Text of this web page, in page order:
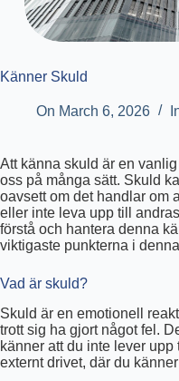
Känner Skuld
On March 6, 2026
Att känna skuld är en
oss på många sätt. Skuld
oavsett om det handlar om
eller inte leva upp till
förstå och hantera denna
viktigaste punkterna i
Vad är skuld?
Skuld är en emotionell
trott sig ha gjort något fel.
känner att du inte lever
externt drivet, där du